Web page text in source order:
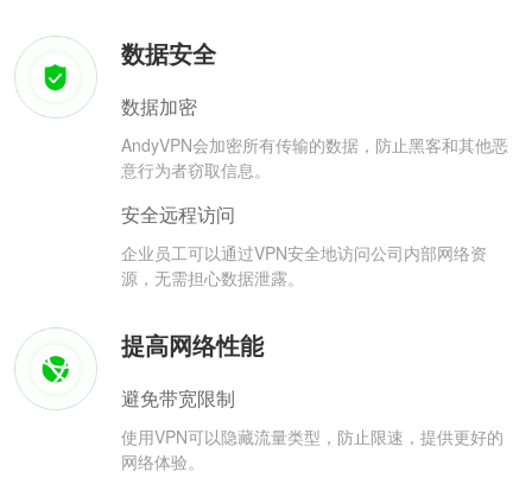
数据安全
数据加密
AndyVPN会加密所有传输的数据，防止黑客和其他恶
意行为者窃取信息。
安全远程访问
企业员工可以通过VPN安全地访问公司内部网络资
源，无需担心数据泄露。
提高网络性能
避免带宽限制
使用VPN可以隐藏流量类型，防止限速，提供更好的
网络体验。